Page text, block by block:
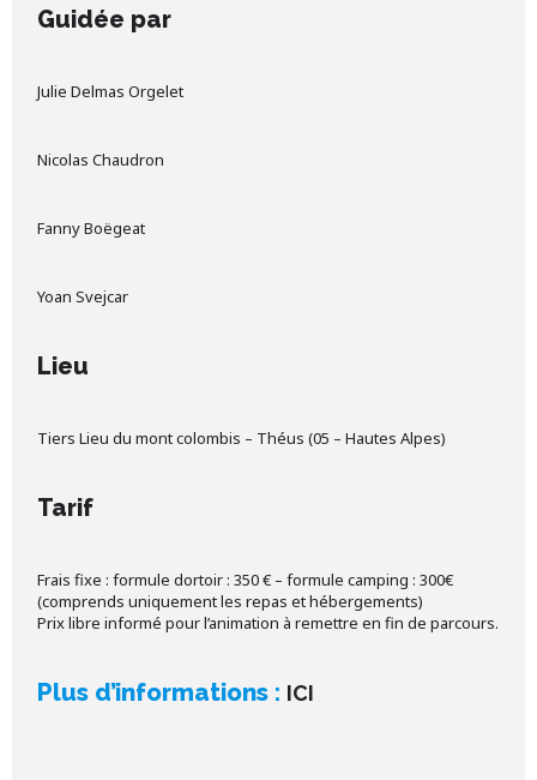
Guidée par
Julie Delmas Orgelet
Nicolas Chaudron
Fanny Boëgeat
Yoan Svejcar
Lieu
Tiers Lieu du mont colombis – Théus (05 – Hautes Alpes)
Tarif
Frais fixe : formule dortoir : 350 € – formule camping : 300€
(comprends uniquement les repas et hébergements)
Prix libre informé pour l’animation à remettre en fin de parcours.
Plus d’informations : ICI